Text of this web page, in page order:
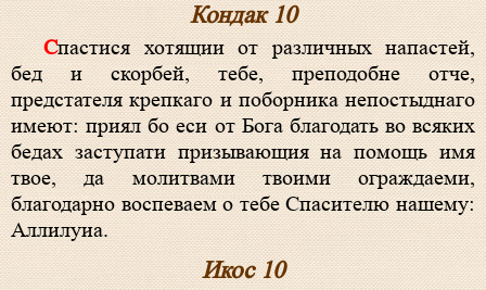
Кондак 10
Спастися хотящии от различных напастей,
бед и скорбей, тебе, преподобне отче,
предстателя крепкаго и поборника непостыднаго
имеют: приял бо еси от Бога благодать во всяких
бедах заступати призывающия на помощь имя
твое, да молитвами твоими ограждаеми,
благодарно воспеваем о тебе Спасителю нашему:
Аллилуиа.
Икос 10